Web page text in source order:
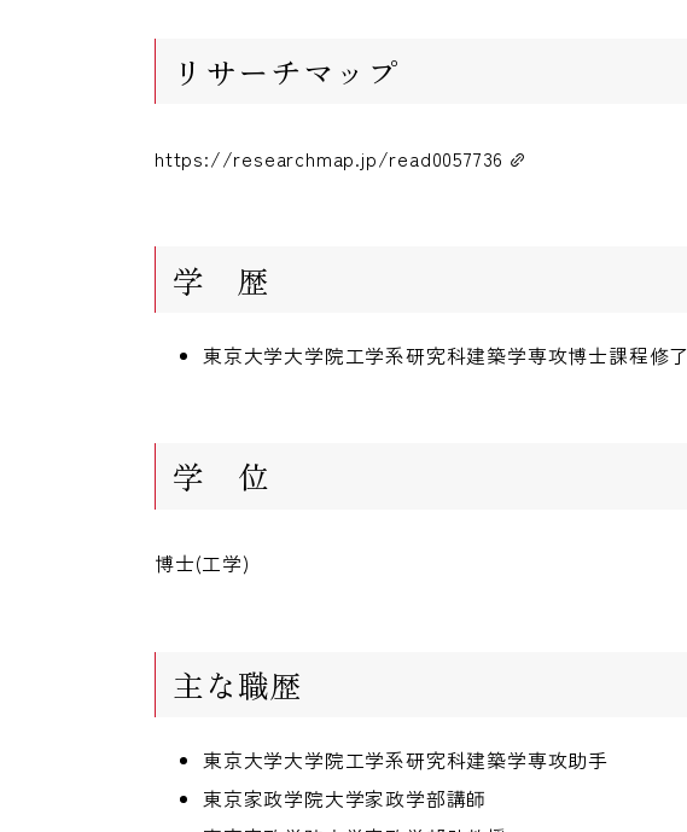
リサーチマップ
https://researchmap.jp/read0057736
学 歴
東京大学大学院工学系研究科建築学専攻博士課程修了
学 位
博士(工学)
主な職歴
東京大学大学院工学系研究科建築学専攻助手
東京家政学院大学家政学部講師